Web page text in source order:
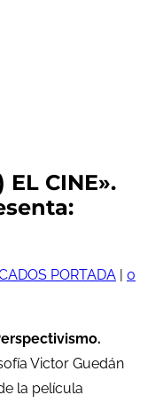
EL CINE».
PORTADA | 0
Victor Guedán
la película